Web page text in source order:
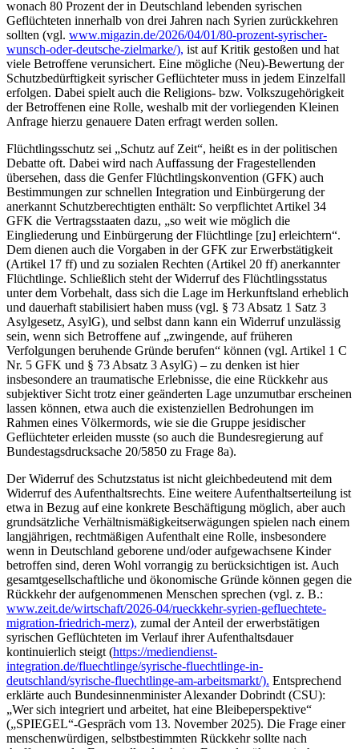
wonach 80 Prozent der in Deutschland lebenden syrischen
Geflüchteten innerhalb von drei Jahren nach Syrien zurückkehren
sollten (vgl. www.migazin.de/2026/04/01/80-prozent-syrischer-
wunsch-oder-deutsche-zielmarke/), ist auf Kritik gestoßen und hat
viele Betroffene verunsichert. Eine mögliche (Neu)-Bewertung der
Schutzbedürftigkeit syrischer Geflüchteter muss in jedem Einzelfall
erfolgen. Dabei spielt auch die Religions- bzw. Volkszugehörigkeit
der Betroffenen eine Rolle, weshalb mit der vorliegenden Kleinen
Anfrage hierzu genauere Daten erfragt werden sollen.
Flüchtlingsschutz sei „Schutz auf Zeit“, heißt es in der politischen
Debatte oft. Dabei wird nach Auffassung der Fragestellenden
übersehen, dass die Genfer Flüchtlingskonvention (GFK) auch
Bestimmungen zur schnellen Integration und Einbürgerung der
anerkannt Schutzberechtigten enthält: So verpflichtet Artikel 34
GFK die Vertragsstaaten dazu, „so weit wie möglich die
Eingliederung und Einbürgerung der Flüchtlinge [zu] erleichtern“.
Dem dienen auch die Vorgaben in der GFK zur Erwerbstätigkeit
(Artikel 17 ff) und zu sozialen Rechten (Artikel 20 ff) anerkannter
Flüchtlinge. Schließlich steht der Widerruf des Flüchtlingsstatus
unter dem Vorbehalt, dass sich die Lage im Herkunftsland erheblich
und dauerhaft stabilisiert haben muss (vgl. § 73 Absatz 1 Satz 3
Asylgesetz, AsylG), und selbst dann kann ein Widerruf unzulässig
sein, wenn sich Betroffene auf „zwingende, auf früheren
Verfolgungen beruhende Gründe berufen“ können (vgl. Artikel 1 C
Nr. 5 GFK und § 73 Absatz 3 AsylG) – zu denken ist hier
insbesondere an traumatische Erlebnisse, die eine Rückkehr aus
subjektiver Sicht trotz einer geänderten Lage unzumutbar erscheinen
lassen können, etwa auch die existenziellen Bedrohungen im
Rahmen eines Völkermords, wie sie die Gruppe jesidischer
Geflüchteter erleiden musste (so auch die Bundesregierung auf
Bundestagsdrucksache 20/5850 zu Frage 8a).
Der Widerruf des Schutzstatus ist nicht gleichbedeutend mit dem
Widerruf des Aufenthaltsrechts. Eine weitere Aufenthaltserteilung ist
etwa in Bezug auf eine konkrete Beschäftigung möglich, aber auch
grundsätzliche Verhältnismäßigkeitserwägungen spielen nach einem
langjährigen, rechtmäßigen Aufenthalt eine Rolle, insbesondere
wenn in Deutschland geborene und/oder aufgewachsene Kinder
betroffen sind, deren Wohl vorrangig zu berücksichtigen ist. Auch
gesamtgesellschaftliche und ökonomische Gründe können gegen die
Rückkehr der aufgenommenen Menschen sprechen (vgl. z. B.:
www.zeit.de/wirtschaft/2026-04/rueckkehr-syrien-gefluechtete-
migration-friedrich-merz), zumal der Anteil der erwerbstätigen
syrischen Geflüchteten im Verlauf ihrer Aufenthaltsdauer
kontinuierlich steigt (https://mediendienst-
integration.de/fluechtlinge/syrische-fluechtlinge-in-
deutschland/syrische-fluechtlinge-am-arbeitsmarkt/). Entsprechend
erklärte auch Bundesinnenminister Alexander Dobrindt (CSU):
„Wer sich integriert und arbeitet, hat eine Bleibeperspektive“
(„SPIEGEL“-Gespräch vom 13. November 2025). Die Frage einer
menschenwürdigen, selbstbestimmten Rückkehr sollte nach